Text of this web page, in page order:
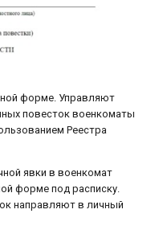
форме. Управляют
повесток военкоматы
Реестра
явки в военкомат
форме под расписку.
направляют в личный